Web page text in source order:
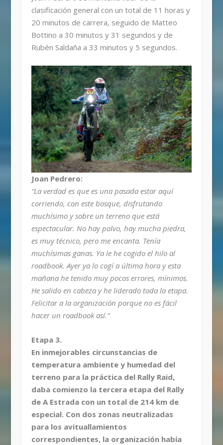
clasificación general con un total de 11 horas y
20 minutos de carrera, seguido de Matteo
Bottino a 30 minutos y 31 segundos y de
Rubén Saldaña a 33 minutos y 5 segundos.
Joan Pedrero:
“La verdad es que es una pasada estar aquí
corriendo, con este bosque, disfrutando
muchísimo y sobre un terreno que está
espectacular. No hay polvo, hay mucha piedra,
es muy técnico, pero me encanta. Tenía
muchísimas ganas. Ya le he cogido el hilo al
roadbook. Ayer ya lo cogí a última hora y esta
mañana he tenido muy pocos errores, mínimos.
He salido en cabeza y he liderado toda la etapa.
Felicitar a la organización porque no es fácil
hacer un roadbook así.”
Etapa 3.
En inmejorables circunstancias de
temperatura ambiente y humedad del
terreno para la práctica del Rally Raid,
daba comienzo la tercera etapa del Rally
de A Estrada con un total de 214 km de
especial. Con dos zonas neutralizadas
para los avituallamientos
correspondientes, la organización había